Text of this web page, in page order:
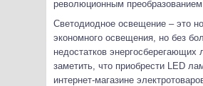
революционным
Светодиодное освещение – это
экономного освещения, но без
недостатков энергосберегающих
заметить, что приобрести LED
интернет-магазине